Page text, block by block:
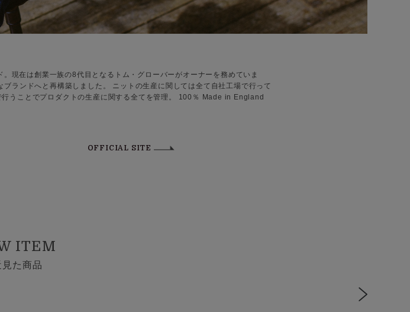
現在は創業一族の8代目となるトム・グローバーがオーナーを務めていま
ランドへと再構築しました。 ニットの生産に関しては全て自社工場で行って
うことでプロダクトの生産に関する全てを管理。 100％ Made in England
OFFICIAL SITE
ITEM
見た商品